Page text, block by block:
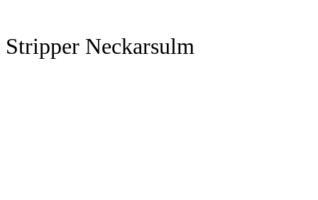
Stripper Neckarsulm